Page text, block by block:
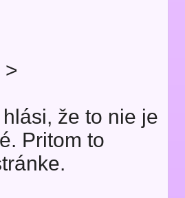
>
že to nie je
Pritom to